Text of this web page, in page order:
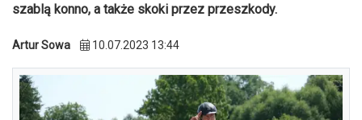
szablą konno, a także skoki przez przeszkody.
Artur Sowa 10.07.2023 13:44